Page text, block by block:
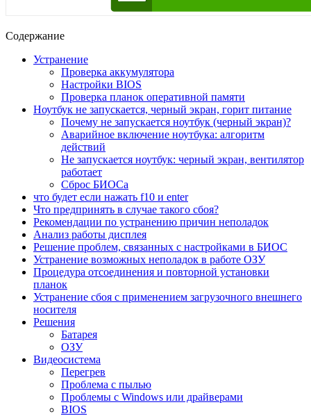
Содержание
Устранение
Проверка аккумулятора
Настройки BIOS
Проверка планок оперативной памяти
Ноутбук не запускается, черный экран, горит питание
Почему не запускается ноутбук (черный экран)?
Аварийное включение ноутбука: алгоритм
действий
Не запускается ноутбук: черный экран, вентилятор
работает
Сброс БИОСа
что будет если нажать f10 и enter
Что предпринять в случае такого сбоя?
Рекомендации по устранению причин неполадок
Анализ работы дисплея
Решение проблем, связанных с настройками в БИОС
Устранение возможных неполадок в работе ОЗУ
Процедура отсоединения и повторной установки
планок
Устранение сбоя с применением загрузочного внешнего
носителя
Решения
Батарея
ОЗУ
Видеосистема
Перегрев
Проблема с пылью
Проблемы с Windows или драйверами
BIOS